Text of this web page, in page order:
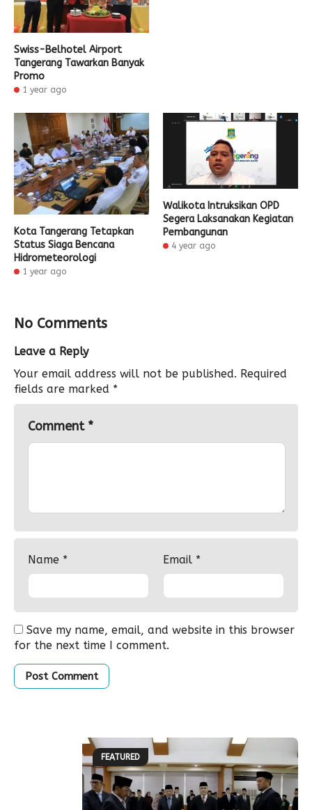
Swiss-Belhotel Airport
Tangerang Tawarkan Banyak
Promo
1 year ago
Kota Tangerang Tetapkan
Status Siaga Bencana
Hidrometeorologi
1 year ago
Walikota Intruksikan OPD
Segera Laksanakan Kegiatan
Pembangunan
4 year ago
No Comments
Leave a Reply
Your email address will not be published. Required
fields are marked *
Comment *
Name * Email *
Save my name, email, and website in this browser
for the next time I comment.
FEATURED